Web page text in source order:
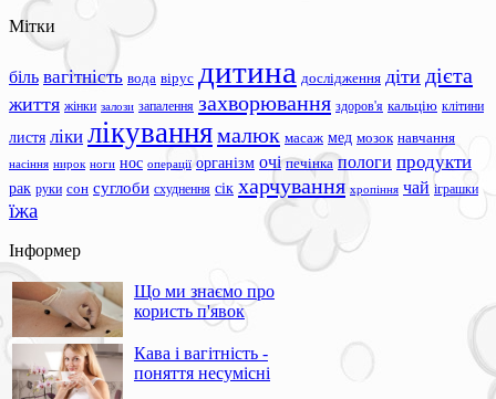
Мітки
біль вагітність вода вірус дитина дослідження діти дієта
життя жінки залози запалення захворювання здоров'я кальцію клітини
листя ліки лікуваннямалюк масаж мед мозок навчання
насіння нирок ноги нос операції організм очі печінка пологи продукти
рак руки сон суглоби схуднення сік харчування хропіння чай іграшки
їжа
Інформер
Що ми знаємо про
користь п'явок
Кава і вагітність -
поняття несумісні